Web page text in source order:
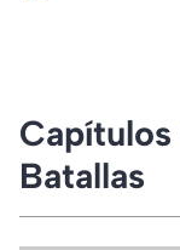
Batallas